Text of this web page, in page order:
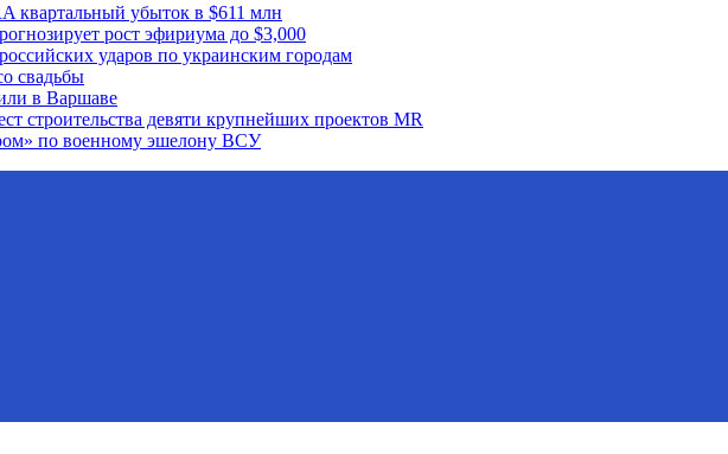
квартальный убыток в $611 млн
рост эфириума до $3,000
ударов по украинским городам
свадьбы
в Варшаве
строительства девяти крупнейших проектов MR
по военному эшелону ВСУ